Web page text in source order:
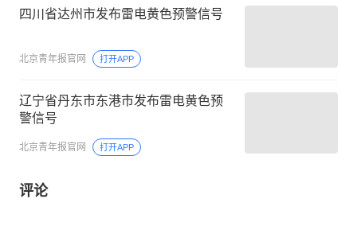
四川省达州市发布雷电黄色预警信号
北京青年报官网 打开APP
辽宁省丹东市东港市发布雷电黄色预
警信号
北京青年报官网 打开APP
评论